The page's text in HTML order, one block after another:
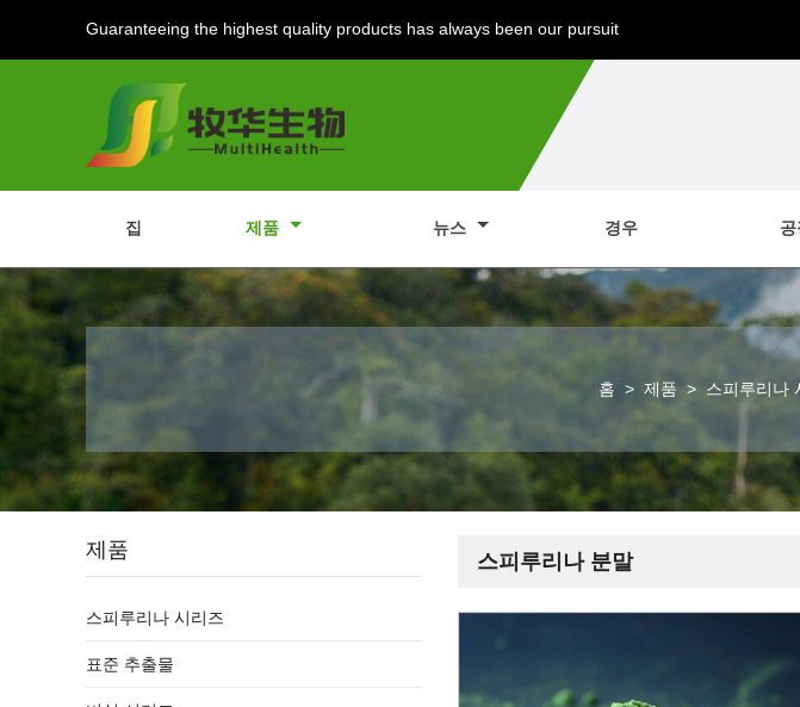
Guaranteeing the highest quality products has always been our pursuit
집 제품 뉴스 경우 공
홈 > 제품 > 스피루리나
스피루리나 분말
제품
스피루리나 시리즈
표준 추출물